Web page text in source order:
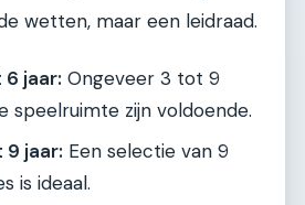
wetten, maar een leidraad.
jaar: Ongeveer 3 tot 9
speelruimte zijn voldoende.
jaar: Een selectie van 9
is ideaal.